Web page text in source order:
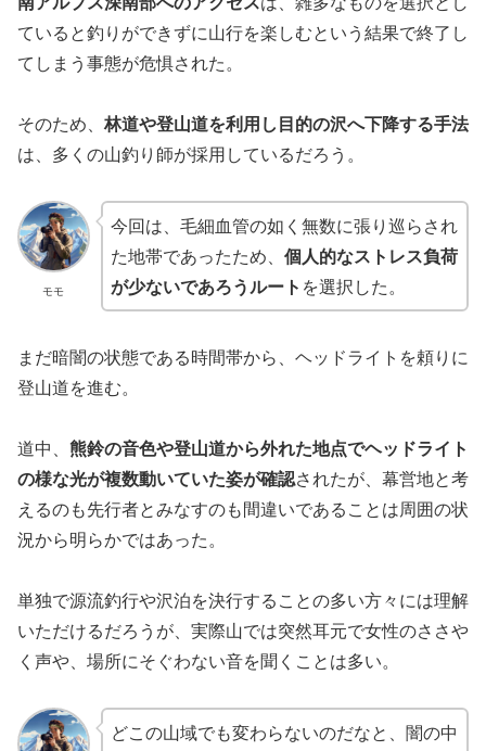
ていると釣りができずに山行を楽しむという結果で終了し
てしまう事態が危惧された。
そのため、 林道や登山道を利用し目的の沢へ下降する手法
は、多くの山釣り師が採用しているだろう。
モモ
今回は、毛細血管の如く無数に張り巡らされ
た地帯であったため、 個人的なストレス負荷
が少ないであろうルート を選択した。
まだ暗闇の状態である時間帯から、ヘッドライトを頼りに
登山道を進む。
道中、 熊鈴の音色や登山道から外れた地点でヘッドライト
の様な光が複数動いていた姿が確認されたが、幕営地と考
えるのも先行者とみなすのも間違いであることは周囲の状
況から明らかではあった。
単独で源流釣行や沢泊を決行することの多い方々には理解
いただけるだろうが、実際山では突然耳元で女性のささや
く声や、場所にそぐわない音を聞くことは多い。
どこの山域でも変わらないのだなと、闇の中